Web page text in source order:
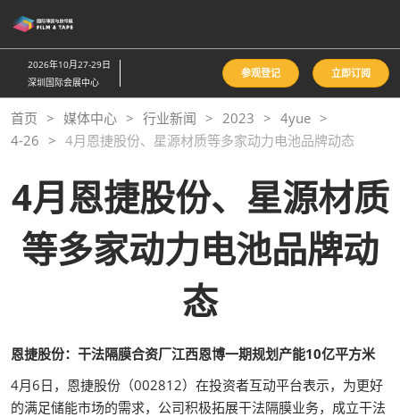
接
跳
至
内
容
2026年10月27-29日
深圳国际会展中心
参观登记 立即订阅
首页 媒体中心 行业新闻 2023
4yue
4-26
4月恩捷股份、星源材质等多家动力电池品牌动态
4月恩捷股份、星源材质
等多家动力电池品牌动
态
恩捷股份：干法隔膜合资厂江西恩博一期规划产能10亿平方米
4月6日，恩捷股份（002812）在投资者互动平台表示，为更好
的满足储能市场的需求，公司积极拓展干法隔膜业务，成立干法